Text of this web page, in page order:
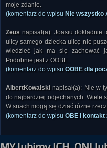
moje zdanie.
(komentarz do wpisu Nie wszystko
Zeus napisał(a): Joasiu dokładnie
ulicy samego dziecka ulicę nie
wiedzieć jak ma się zachować
Podobnie jest z OOBE.
(komentarz do wpisu OOBE dla
AlbertKowalski napisał(a): Nie w
do najbardziej odjechanych. Wiele
W snach mogą się dziać różne
(komentarz do wpisu OBE i kontakt